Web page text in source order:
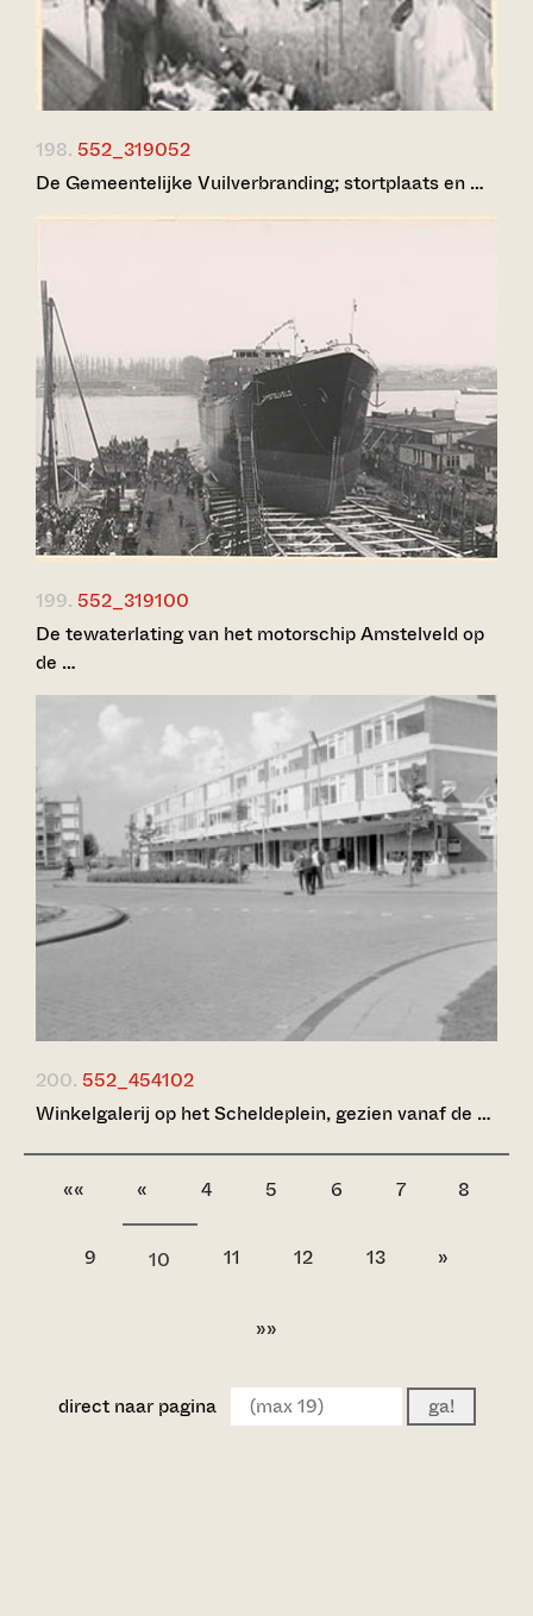
198. 552_319052
De Gemeentelijke Vuilverbranding; stortplaats en …
199. 552_319100
De tewaterlating van het motorschip Amstelveld op
de …
200. 552_454102
Winkelgalerij op het Scheldeplein, gezien vanaf de …
«« « 4 5 6 7 8
9 10 11 12 13 »
»»
direct naar pagina ga!